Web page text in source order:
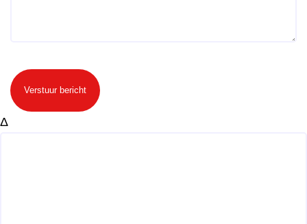
Verstuur bericht
Δ